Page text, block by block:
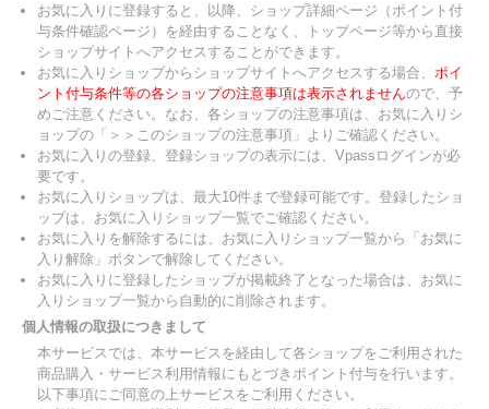
お気に入りに登録すると、以降、ショップ詳細ページ（ポイント付
与条件確認ページ）を経由することなく、トップページ等から直接
ショップサイトへアクセスすることができます。
お気に入りショップからショップサイトへアクセスする場合、 ポイ
ント付与条件等の各ショップの注意事項は表示されませんので、予
めご注意ください。なお、各ショップの注意事項は、お気に入りシ
ョップの「＞＞このショップの注意事項」よりご確認ください。
お気に入りの登録、登録ショップの表示には、Vpassログインが必
要です。
お気に入りショップは、最大10件まで登録可能です。登録したショ
ップは、お気に入りショップ一覧でご確認ください。
お気に入りを解除するには、お気に入りショップ一覧から「お気に
入り解除」ボタンで解除してください。
お気に入りに登録したショップが掲載終了となった場合は、お気に
入りショップ一覧から自動的に削除されます。
個人情報の取扱につきまして
本サービスでは、本サービスを経由して各ショップをご利用された
商品購入・サービス利用情報にもとづきポイント付与を行います。
以下事項にご同意の上サービスをご利用ください。